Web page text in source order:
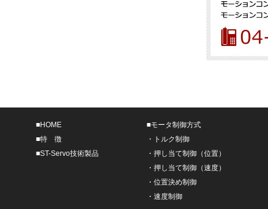
■HOME
■特 徴
■ST-Servo技術製品
■モータ制御方式
・
トルク制御
・ 押し当て制御（位置）
・ 押し当て制御（速度）
・ 位置決め制御
・ 速度制御